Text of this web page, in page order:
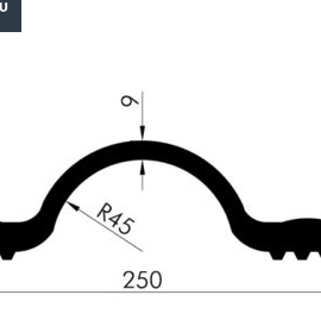
применение
Инсталлируется
гидрошпонки OK
ЭПДМ; модель -